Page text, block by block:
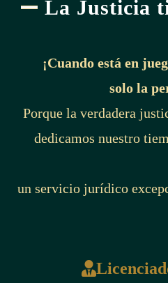
La Justicia
¡Cuando está en
solo la
Porque la verdadera
dedicamos nuestro
un servicio jurídico